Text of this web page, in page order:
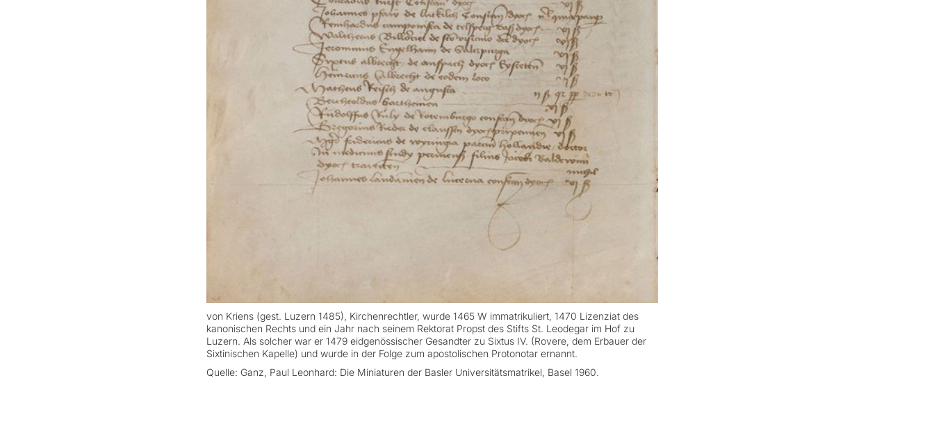
von Kriens (gest. Luzern 1485), Kirchenrechtler, wurde 1465 W immatrikuliert, 1470 Lizenziat des
kanonischen Rechts und ein Jahr nach seinem Rektorat Propst des Stifts St. Leodegar im Hof zu
Luzern. Als solcher war er 1479 eidgenössischer Gesandter zu Sixtus IV. (Rovere, dem Erbauer der
Sixtinischen Kapelle) und wurde in der Folge zum apostolischen Protonotar ernannt.
Quelle: Ganz, Paul Leonhard: Die Miniaturen der Basler Universitätsmatrikel, Basel 1960.